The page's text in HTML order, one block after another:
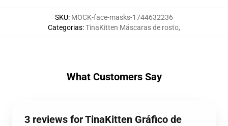
SKU: MOCK-face-masks-1744632236
Categorias:TinaKitten Máscaras de rosto,
What Customers Say
3 reviews for TinaKitten Gráfico de